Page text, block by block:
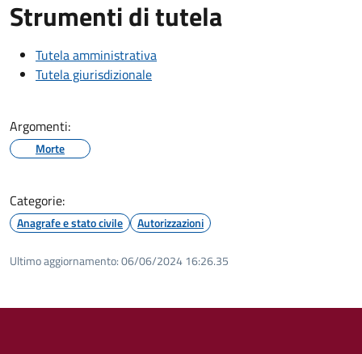
Strumenti di tutela
Tutela amministrativa
Tutela giurisdizionale
Argomenti:
Morte
Categorie:
Anagrafe e stato civile Autorizzazioni
Ultimo aggiornamento:06/06/2024 16:26.35